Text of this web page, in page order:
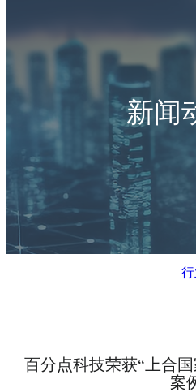
新闻
百分点科技荣获“上合
案